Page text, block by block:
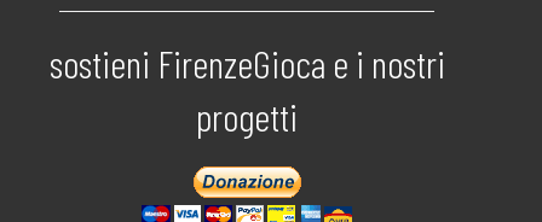
sostieni FirenzeGioca e i nostri
progetti